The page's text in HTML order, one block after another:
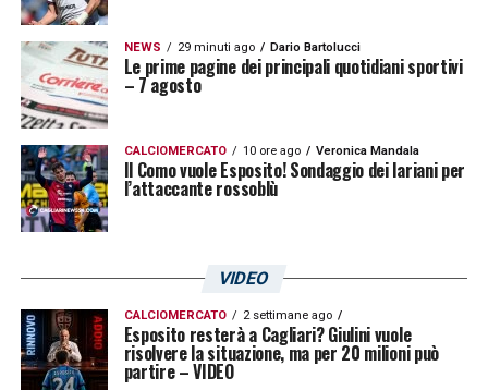
NEWS 29 minuti ago Dario Bartolucci
Le prime pagine dei principali quotidiani sportivi
– 7 agosto
CALCIOMERCATO 10 ore ago Veronica Mandala
Il Como vuole Esposito! Sondaggio dei lariani per
l’attaccante rossoblù
VIDEO
CALCIOMERCATO 2 settimane ago
Esposito resterà a Cagliari? Giulini vuole
risolvere la situazione, ma per 20 milioni può
partire – VIDEO